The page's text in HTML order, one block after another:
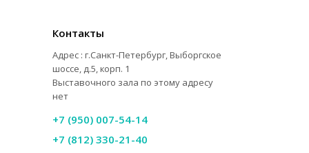
Контакты
Адрес : г.Санкт-Петербург, Выборгское
шоссе, д.5, корп. 1
Выставочного зала по этому адресу
нет
+7 (950) 007-54-14
+7 (812) 330-21-40